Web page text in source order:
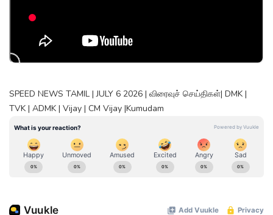
SPEED NEWS TAMIL | JULY 6 2026 | விரைவுச் செய்திகள்| DMK |
TVK | ADMK | Vijay | CM Vijay |Kumudam